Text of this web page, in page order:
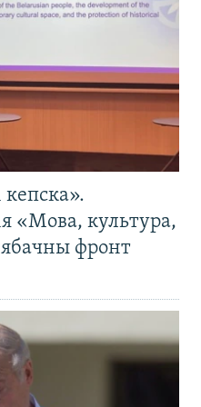
кепска».
«Мова, культура,
фронт